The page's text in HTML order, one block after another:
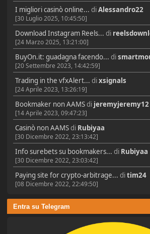
I migliori casinò online... diAlessandro22
[30 Luglio 2025, 10:45:50]
Download Instagram Reels... di
[24 Marzo 2025, 13:21:00]
BuyOn.it: guadagna facendo... di
[20 Settembre 2023, 14:42:59]
Trading in the vfxAlert... dixsignals
[24 Aprile 2023, 13:26:19]
Bookmaker non AAMSdi jeremyjeremy12
[14 Aprile 2023, 09:47:23]
Casinò non AAMSdi Rubiyaa
[30 Dicembre 2022, 23:13:42]
Info surebets su bookmakers... di Rubiyaa
[30 Dicembre 2022, 23:03:42]
Paying site for crypto-arbitrage... ditim24
[08 Dicembre 2022, 22:49:50]
Entra su Telegram